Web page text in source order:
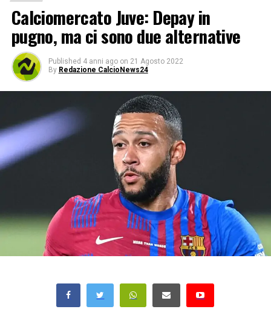
Calciomercato Juve: Depay in
pugno, ma ci sono due alternative
Published 4 anni ago on 21 Agosto 2022
By Redazione CalcioNews24